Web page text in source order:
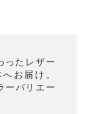
ったレザー
お届け。
ーバリエー